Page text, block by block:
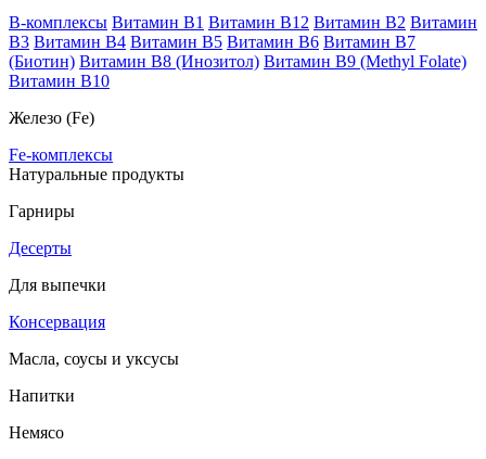
B-комплексы Витамин B1 Витамин B12 Витамин B2 Витамин
B3 Витамин B4 Витамин B5 Витамин B6 Витамин B7
(Биотин) Витамин B8 (Инозитол) Витамин B9 (Methyl Folate)
Витамин В10
Железо (Fe)
Fe-комплексы
Натуральные продукты
Гарниры
Десерты
Для выпечки
Консервация
Масла, соусы и уксусы
Напитки
Немясо